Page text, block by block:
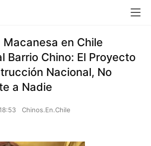
en Chile
Barrio Chino: El Proyecto
Nacional, No
a Nadie
Chinos.En.Chile